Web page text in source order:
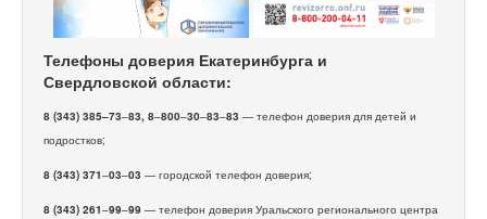
Телефоны доверия Екатеринбурга и
Свердловской области:
8 (343) 385–73–83, 8–800–30–83–83 — телефон доверия для детей и
подростков;
8 (343) 371–03–03 — городской телефон доверия;
8 (343) 261–99–99 — телефон доверия Уральского регионального центра